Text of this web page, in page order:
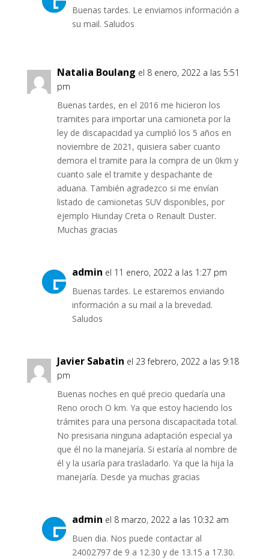
Buenas tardes. Le enviamos información a
su mail. Saludos
Natalia Boulang el 8 enero, 2022 a las 5:51
pm
Buenas tardes, en el 2016 me hicieron los
tramites para importar una camioneta por la
ley de discapacidad ya cumplió los 5 años en
noviembre de 2021, quisiera saber cuanto
demora el tramite para la compra de un 0km y
cuanto sale el tramite y despachante de
aduana. También agradezco si me envían
listado de camionetas SUV disponibles, por
ejemplo Hiunday Creta o Renault Duster.
Muchas gracias
admin el 11 enero, 2022 a las 1:27 pm
Buenas tardes. Le estaremos enviando
información a su mail a la brevedad.
Saludos
Javier Sabatin el 23 febrero, 2022 a las 9:18
pm
Buenas noches en qué precio quedaría una
Reno oroch O km. Ya que estoy haciendo los
trámites para una persona discapacitada total.
No presisaria ninguna adaptación especial ya
que él no la manejaría. Si estaría al nombre de
él y la usaría para trasladarlo. Ya que la hija la
manejaría. Desde ya muchas gracias
admin el 8 marzo, 2022 a las 10:32 am
Buen dia. Nos puede contactar al
24002797 de 9 a 12.30 y de 13.15 a 17.30.